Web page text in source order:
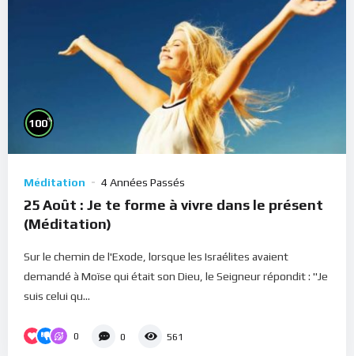
100%
Méditation 4 Années Passés
25 Août : Je te forme à vivre dans le présent
(Méditation)
Sur le chemin de l'Exode, lorsque les Israélites avaient
demandé à Moïse qui était son Dieu, le Seigneur répondit : "Je
suis celui qu...
0 0 561